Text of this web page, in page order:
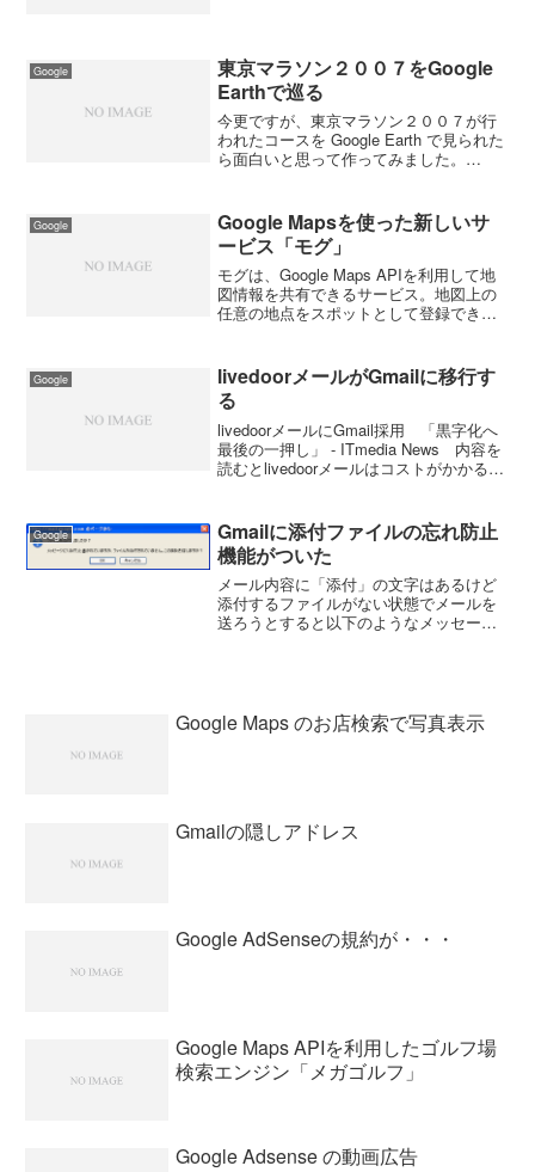
Google
東京マラソン２００７をGoogle
Earthで巡る
今更ですが、東京マラソン２００７が行
われたコースを Google Earth で見られた
ら面白いと思って作ってみました。
らなかったですね。 使い方は東京...
Google
Google Mapsを使った新しいサ
ービス「モグ」
モグは、Google Maps APIを利用して地
図情報を共有できるサービス。地図上の
任意の地点をスポットとして登録できる
ておき、範囲内のスポットやイベント情
報を一括し...
Google
livedoorメールがGmailに移行す
る
livedoorメールにGmail採用 「黒字化へ
最後の一押し」 - ITmedia News 内容を
読むとlivedoorメールはコストがかかるわ
ールアドレスは...
Google
Gmailに添付ファイルの忘れ防止
機能がついた
メール内容に「添付」の文字はあるけど
添付するファイルがない状態でメールを
送ろうとすると以下のようなメッセージ
Google Maps のお店検索で写真表示
Gmailの隠しアドレス
Google AdSenseの規約が・・・
Google Maps APIを利用したゴルフ場
検索エンジン「メガゴルフ」
Google Adsense の動画広告